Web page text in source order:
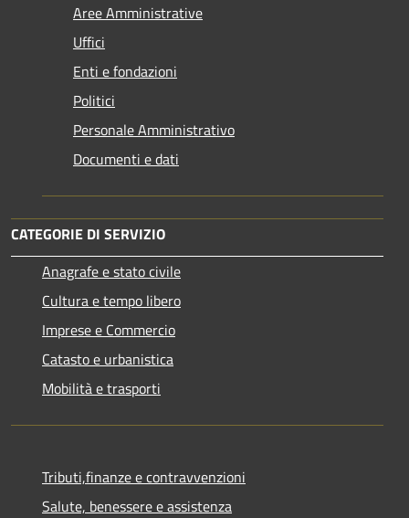
Aree Amministrative
Uffici
Enti e fondazioni
Politici
Personale Amministrativo
Documenti e dati
CATEGORIE DI SERVIZIO
Anagrafe e stato civile
Cultura e tempo libero
Imprese e Commercio
Catasto e urbanistica
Mobilità e trasporti
Tributi,finanze e contravvenzioni
Salute, benessere e assistenza